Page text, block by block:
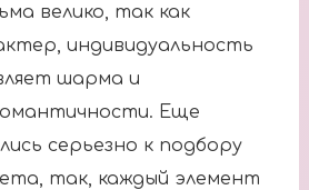
велико, так как
индивидуальность
шарма и
Еще
серьезно к подбору
так, каждый элемент